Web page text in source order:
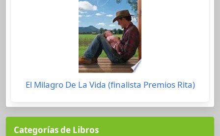
El Milagro De La Vida (finalista Premios Rita)
Categorías de Libros